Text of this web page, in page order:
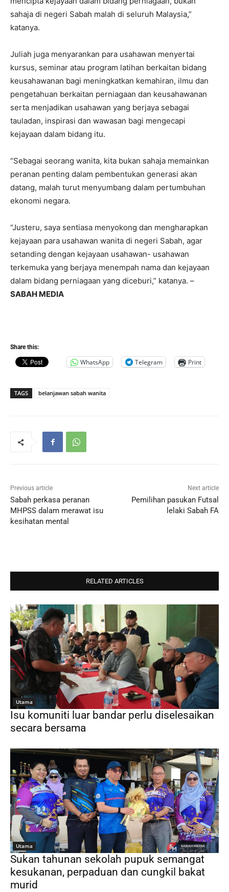
sahaja di negeri Sabah malah di seluruh Malaysia,”
katanya.
Juliah juga menyarankan para usahawan menyertai
kursus, seminar atau program latihan berkaitan bidang
keusahawanan bagi meningkatkan kemahiran, ilmu dan
pengetahuan berkaitan perniagaan dan keusahawanan
serta menjadikan usahawan yang berjaya sebagai
tauladan, inspirasi dan wawasan bagi mengecapi
kejayaan dalam bidang itu.
“Sebagai seorang wanita, kita bukan sahaja memainkan
peranan penting dalam pembentukan generasi akan
datang, malah turut menyumbang dalam pertumbuhan
ekonomi negara.
“Justeru, saya sentiasa menyokong dan mengharapkan
kejayaan para usahawan wanita di negeri Sabah, agar
setanding dengan kejayaan usahawan- usahawan
terkemuka yang berjaya menempah nama dan kejayaan
dalam bidang perniagaan yang diceburi,” katanya. –
SABAH MEDIA
Share this:
WhatsApp Telegram Print
TAGS belanjawan sabah wanita
Previous article
Sabah perkasa peranan
MHPSS dalam merawat isu
kesihatan mental
Next article
Pemilihan pasukan Futsal
lelaki Sabah FA
RELATED ARTICLES
Utama
Isu komuniti luar bandar perlu diselesaikan
secara bersama
Utama
Sukan tahunan sekolah pupuk semangat
kesukanan, perpaduan dan cungkil bakat
murid